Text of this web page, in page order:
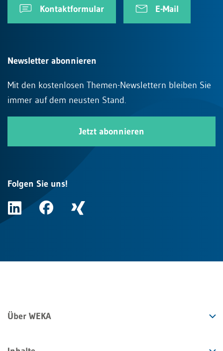
Kontaktformular E-Mail
Newsletter abonnieren
Mit den kostenlosen Themen-Newslettern bleiben Sie
immer auf dem neusten Stand.
Jetzt abonnieren
Folgen Sie uns!
Über WEKA